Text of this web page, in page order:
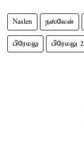
Naslen நஸ்லேன்
பிரேமலு பிரேமலு 2